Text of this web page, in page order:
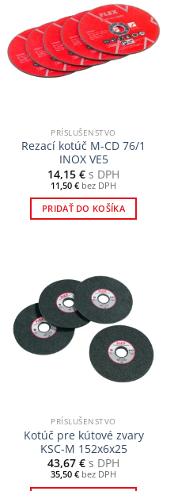
PRÍSLUŠENSTVO
Rezací kotúč M-CD 76/1
INOX VE5
14,15 € s DPH
11,50 € bez DPH
PRIDAŤ DO KOŠÍKA
PRÍSLUŠENSTVO
Kotúč pre kútové zvary
KSC-M 152x6x25
43,67 € s DPH
35,50 € bez DPH